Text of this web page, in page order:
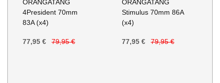
ORANGATANG
4President 70mm
83A (x4)
77,95 € 79,95 €
Warenkorb
ORANGATANG
Stimulus 70mm 86A
(x4)
77,95 € 79,95 €
Warenkorb